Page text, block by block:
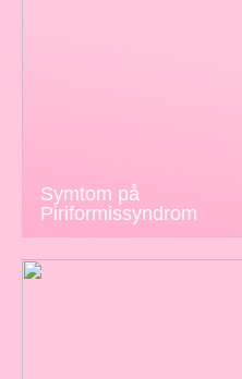
Symtom på
Piriformissyndrom